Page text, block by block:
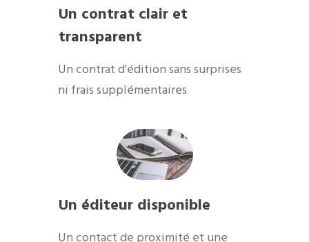
Un contrat clair et
transparent
Un contrat d'édition sans surprises
ni frais supplémentaires
Un éditeur disponible